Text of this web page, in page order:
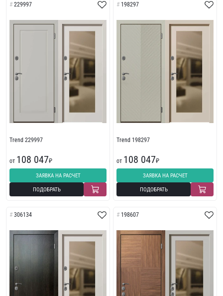
229997
Trend 229997
от 108 047₽
ЗАЯВКА НА РАСЧЕТ
ПОДОБРАТЬ
198297
Trend 198297
от 108 047₽
ЗАЯВКА НА РАСЧЕТ
ПОДОБРАТЬ
306134 198607